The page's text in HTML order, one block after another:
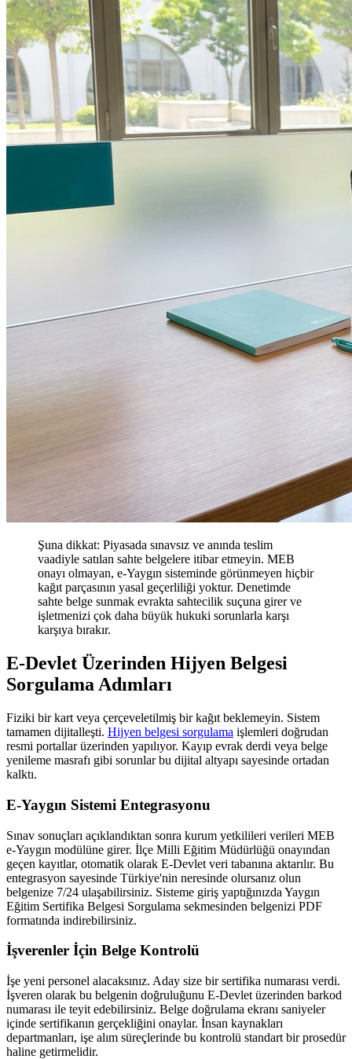
Şuna dikkat: Piyasada sınavsız ve anında teslim
vaadiyle satılan sahte belgelere itibar etmeyin. MEB
onayı olmayan, e-Yaygın sisteminde görünmeyen hiçbir
kağıt parçasının yasal geçerliliği yoktur. Denetimde
sahte belge sunmak evrakta sahtecilik suçuna girer ve
işletmenizi çok daha büyük hukuki sorunlarla karşı
karşıya bırakır.
E-Devlet Üzerinden Hijyen Belgesi
Sorgulama Adımları
Fiziki bir kart veya çerçeveletilmiş bir kağıt beklemeyin. Sistem
tamamen dijitalleşti. Hijyen belgesi sorgulama işlemleri doğrudan
resmi portallar üzerinden yapılıyor. Kayıp evrak derdi veya belge
yenileme masrafı gibi sorunlar bu dijital altyapı sayesinde ortadan
kalktı.
E-Yaygın Sistemi Entegrasyonu
Sınav sonuçları açıklandıktan sonra kurum yetkilileri verileri MEB
e-Yaygın modülüne girer. İlçe Milli Eğitim Müdürlüğü onayından
geçen kayıtlar, otomatik olarak E-Devlet veri tabanına aktarılır. Bu
entegrasyon sayesinde Türkiye'nin neresinde olursanız olun
belgenize 7/24 ulaşabilirsiniz. Sisteme giriş yaptığınızda Yaygın
Eğitim Sertifika Belgesi Sorgulama sekmesinden belgenizi PDF
formatında indirebilirsiniz.
İşverenler İçin Belge Kontrolü
İşe yeni personel alacaksınız. Aday size bir sertifika numarası verdi.
İşveren olarak bu belgenin doğruluğunu E-Devlet üzerinden barkod
numarası ile teyit edebilirsiniz. Belge doğrulama ekranı saniyeler
içinde sertifikanın gerçekliğini onaylar. İnsan kaynakları
departmanları, işe alım süreçlerinde bu kontrolü standart bir prosedür
haline getirmelidir.